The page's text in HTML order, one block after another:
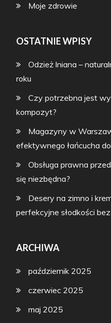
Moje zdrowie
OSTATNIE WPISY
Odzież lniana –
roku
Czy potrzebna jest
kompozyt?
Magazyny w
efektywnego łańcucha
Obsługa prawna
się niezbędna?
Desery na zimno i
perfekcyjne słodkości
ARCHIWA
październik 2025
czerwiec 2025
maj 2025